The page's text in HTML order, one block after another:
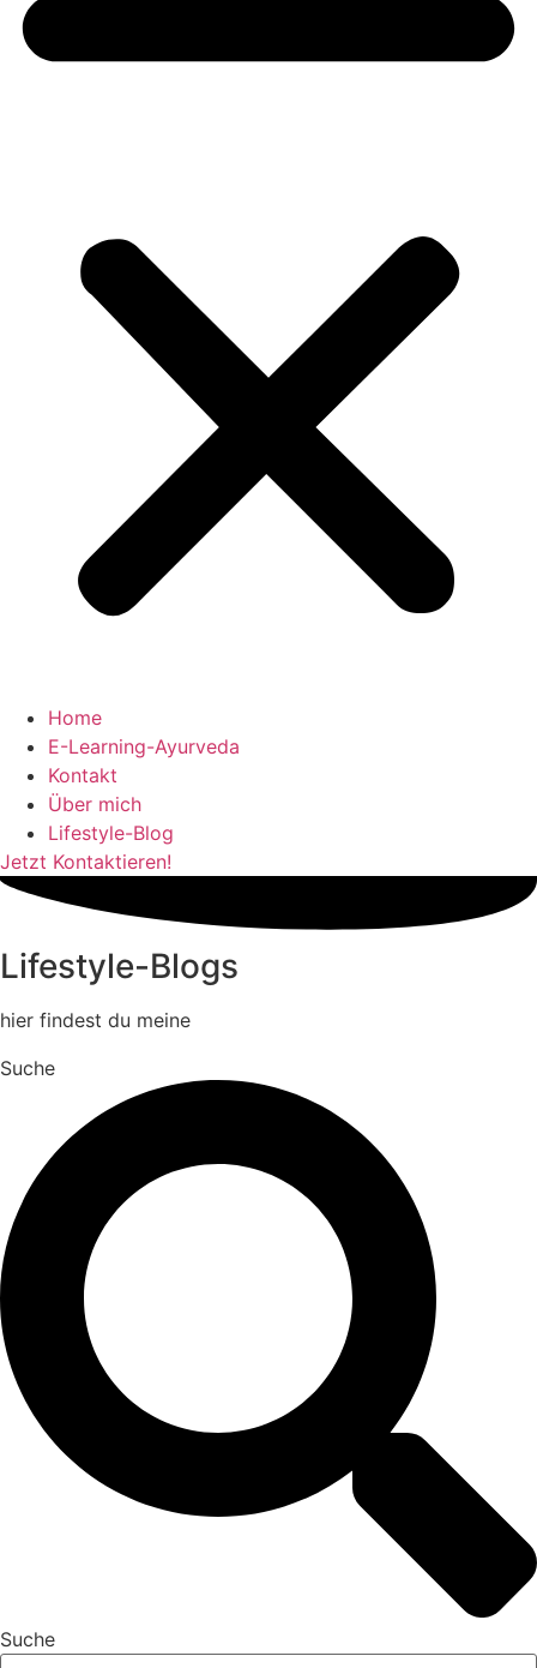
Home
E-Learning-Ayurveda
Kontakt
Über mich
Lifestyle-Blog
Jetzt Kontaktieren!
Lifestyle-Blogs
hier findest du meine
Suche
Suche